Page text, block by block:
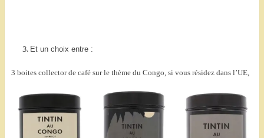
Et un choix entre :
3 boites collector de café sur le thème du Congo, si vous résidez dans l’UE,